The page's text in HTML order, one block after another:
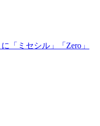
「ミセシル」「Zero」